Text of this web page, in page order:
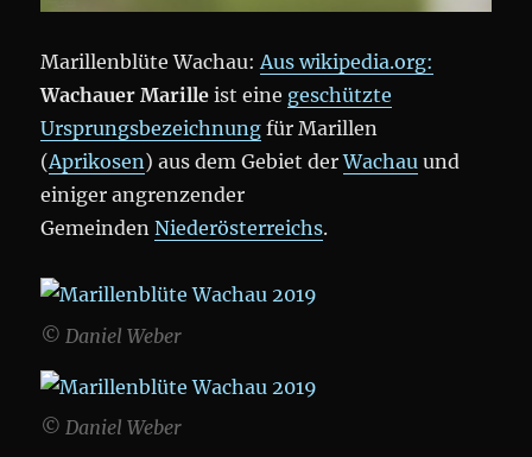
Marillenblüte Wachau:Aus wikipedia.org:
Wachauer Marille ist eine geschützte
Ursprungsbezeichnung für Marillen
(Aprikosen) aus dem Gebiet derWachau und
einiger angrenzender
GemeindenNiederösterreichs.
© Daniel Weber
© Daniel Weber